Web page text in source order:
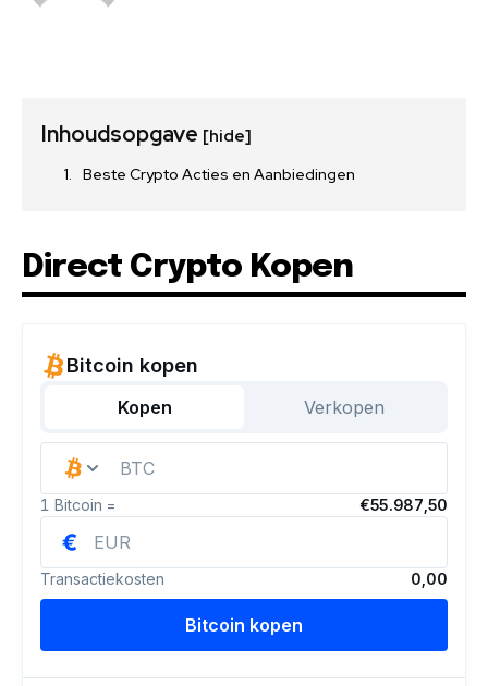
Inhoudsopgave [hide]
Beste Crypto Acties en Aanbiedingen
Direct Crypto Kopen